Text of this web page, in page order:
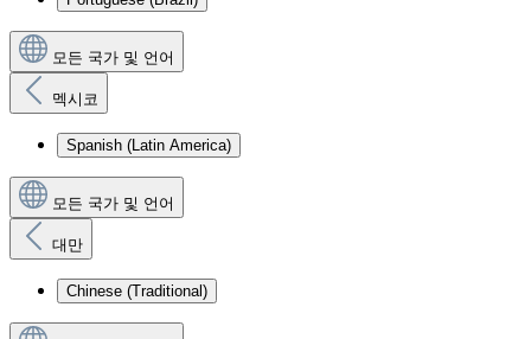
모든 국가 및 언어
멕시코
Spanish (Latin America)
모든 국가 및 언어
대만
Chinese (Traditional)